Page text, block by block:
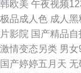
韩欧美 午夜视频
极品成人色 成人
片影院 国产精品自
激情变态另类 男女
国产婷婷五月天 无